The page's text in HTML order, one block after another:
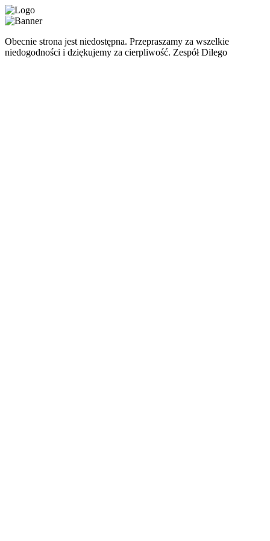
Obecnie strona jest niedostępna. Przepraszamy za wszelkie
niedogodności i dziękujemy za cierpliwość. Zespół Dilego